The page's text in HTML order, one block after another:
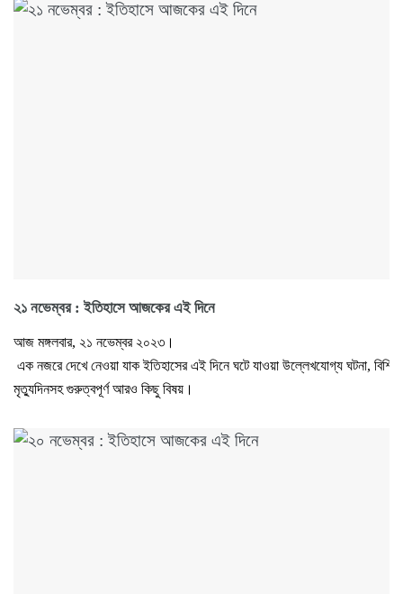
২১ নভেম্বর : ইতিহাসে আজকের এই দিনে
আজ মঙ্গলবার, ২১ নভেম্বর ২০২৩।
এক নজরে দেখে নেওয়া যাক ইতিহাসের এই দিনে ঘটে যাওয়া উল্লেখযোগ্য ঘটনা,
মৃত্যুদিনসহ গুরুত্বপূর্ণ আরও কিছু বিষয়।